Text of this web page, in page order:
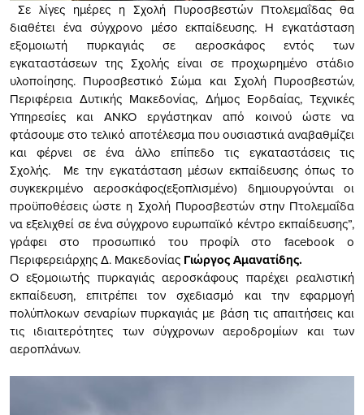
Σε λίγες ημέρες η Σχολή Πυροσβεστών Πτολεμαΐδας θα
διαθέτει ένα σύγχρονο μέσο εκπαίδευσης. Η εγκατάσταση
εξομοιωτή πυρκαγιάς σε αεροσκάφος εντός των
εγκαταστάσεων της Σχολής είναι σε προχωρημένο στάδιο
υλοποίησης. Πυροσβεστικό Σώμα και Σχολή Πυροσβεστών,
Περιφέρεια Δυτικής Μακεδονίας, Δήμος Εορδαίας,Τεχνικές
Υπηρεσίες και ΑΝΚΟ εργάστηκαν από κοινού ώστε να
φτάσουμε στο τελικό αποτέλεσμα που ουσιαστικά αναβαθμίζει
και φέρνει σε ένα άλλο επίπεδο τις εγκαταστάσεις τις
Σχολής. Με την εγκατάσταση μέσων εκπαίδευσης όπως το
συγκεκριμένο αεροσκάφος(εξοπλισμένο) δημιουργούνται οι
προϋποθέσεις ώστε η Σχολή Πυροσβεστών στην Πτολεμαΐδα
να εξελιχθεί σε ένα σύγχρονο ευρωπαϊκό κέντρο εκπαίδευσης”,
γράφει στο προσωπικό του προφίλ στο facebook ο
Περιφερειάρχης Δ. Μακεδονίας Γιώργος Αμανατίδης.
Ο εξομοιωτής πυρκαγιάς αεροσκάφους παρέχει ρεαλιστική
εκπαίδευση, επιτρέπει τον σχεδιασμό και την εφαρμογή
πολύπλοκων σεναρίων πυρκαγιάς με βάση τις απαιτήσεις και
τις ιδιαιτερότητες των σύγχρονων αεροδρομίων και των
αεροπλάνων.